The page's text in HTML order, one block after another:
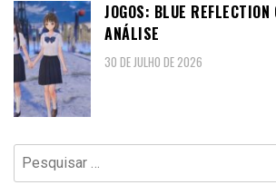
JOGOS: BLUE
ANÁLISE
30 DE JULHO DE 2026
Pesquisar
por: